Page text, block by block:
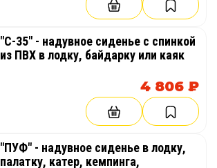
"С-35" - надувное сиденье с спинкой
из ПВХ в лодку, байдарку или каяк
4 806 ₽
"ПУФ" - надувное сиденье в лодку,
палатку, катер, кемпинга,